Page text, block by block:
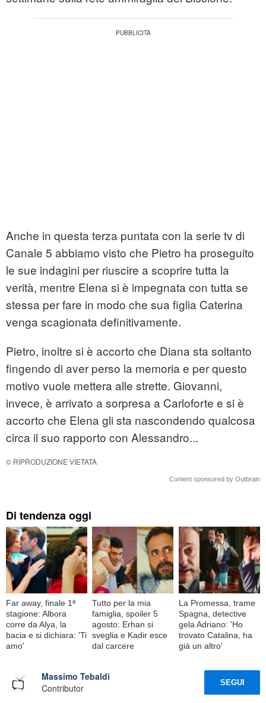
Anche in questa terza puntata con la serie tv di
Canale 5 abbiamo visto che Pietro ha proseguito
le sue indagini per riuscire a scoprire tutta la
verità, mentre Elena si è impegnata con tutta se
stessa per fare in modo che sua figlia Caterina
venga scagionata definitivamente.
Pietro, inoltre si è accorto che Diana sta soltanto
fingendo di aver perso la memoria e per questo
motivo vuole mettera alle strette. Giovanni,
invece, è arrivato a sorpresa a Carloforte e si è
accorto che Elena gli sta nascondendo qualcosa
circa il suo rapporto con Alessandro...
© RIPRODUZIONE VIETATA
Content sponsored by Outbrain
Di tendenza oggi
Far away, finale 1ª
stagione: Albora
corre da Alya, la
bacia e si dichiara: 'Ti
amo'
Tutto per la mia
famiglia, spoiler 5
agosto: Erhan si
sveglia e Kadir esce
dal carcere
La Promessa, trame
Spagna, detective
gela Adriano: 'Ho
trovato Catalina, ha
già un altro'
Massimo Tebaldi
Contributor
SEGUI